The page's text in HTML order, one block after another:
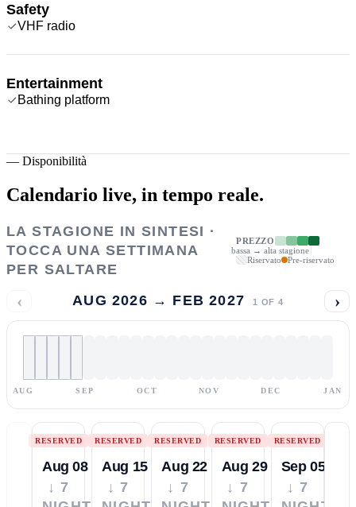
Safety
VHF radio
Entertainment
Bathing platform
— Disponibilità
Calendario live, in tempo reale.
LA STAGIONE IN SINTESI ·
TOCCA UNA SETTIMANA
PER SALTARE
PREZZO
bassa → alta stagione
Riservato
Pre-riservato
‹ AUG 2026 → FEB 2027 1 OF 4 ›
AUG SEP OCT NOV DEC JAN
RESERVED
Aug 08
↓ 7
RESERVED
Aug 15
↓ 7
RESERVED
Aug 22
↓ 7
RESERVED
Aug 29
↓ 7
RESERVED
Sep 05
↓ 7